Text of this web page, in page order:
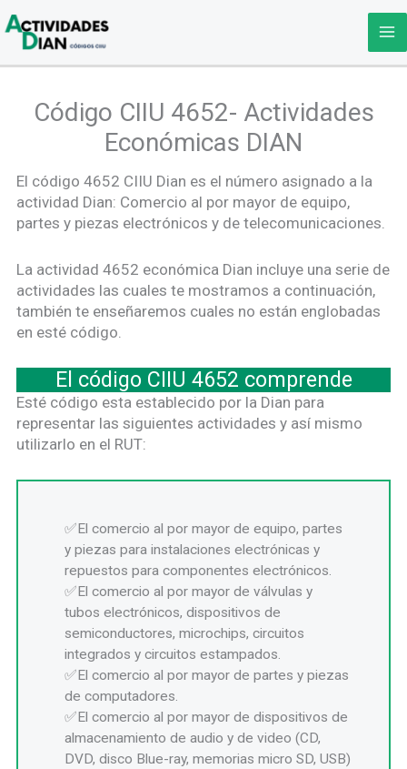
al
contenido
Código CIIU 4652- Actividades
Económicas DIAN
El código 4652 CIIU Dian es el número asignado a la
actividad Dian: Comercio al por mayor de equipo,
partes y piezas electrónicos y de telecomunicaciones.
La actividad 4652 económica Dian incluye una serie de
actividades las cuales te mostramos a continuación,
también te enseñaremos cuales no están englobadas
en esté código.
El código CIIU 4652 comprende
Esté código esta establecido por la Dian para
representar las siguientes actividades y así mismo
utilizarlo en el RUT:
El comercio al por mayor de equipo, partes
y piezas para instalaciones electrónicas y
repuestos para componentes electrónicos.
El comercio al por mayor de válvulas y
tubos electrónicos, dispositivos de
semiconductores, microchips, circuitos
integrados y circuitos estampados.
El comercio al por mayor de partes y piezas
de computadores.
El comercio al por mayor de dispositivos de
almacenamiento de audio y de video (CD,
DVD, disco Blue-ray, memorias micro SD, USB)